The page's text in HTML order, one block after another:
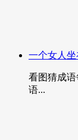
一个女人
看图猜成
语...